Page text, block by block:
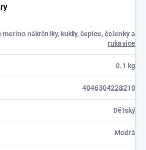
merino nákrčníky, kukly, čepice, čelenky a
rukavice
0.1 kg
4046304228210
Dětský
Modrá